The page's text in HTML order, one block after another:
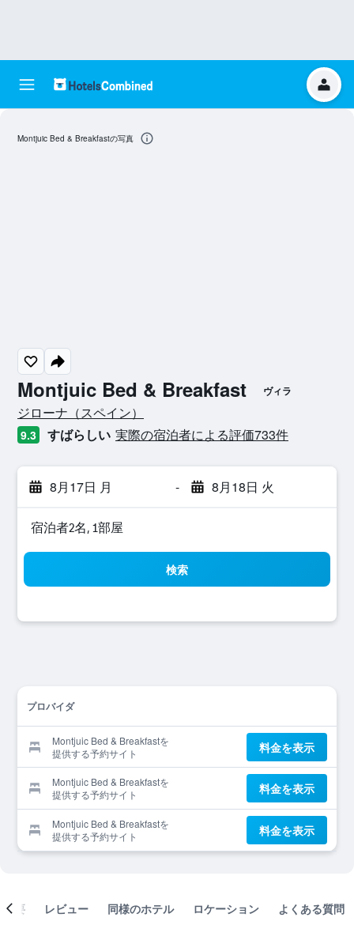
Montjuic Bed & Breakfast ヴィラ
0​クラス評価
ジローナ​（スペイン​）​
9.3 すばらしい 実際の宿泊者による評価733​件
8月17日 月 - 8月18日 火
宿泊者2名, 1​部屋
検索
プロバイダ
Montjuic Bed & Breakfastを
提供する予約サイト
料金を表示
Montjuic Bed & Breakfastを
提供する予約サイト
料金を表示
Montjuic Bed & Breakfastを
提供する予約サイト
料金を表示
Montjuic Bed & Breakfastの写真
概要 レビュー 同様のホテル ロケーション よくある質問